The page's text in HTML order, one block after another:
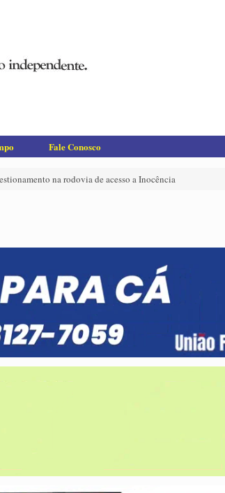
Fale Conosco
na rodovia de acesso a Inocência